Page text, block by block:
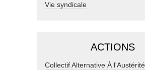
Vie syndicale
ACTIONS
Collectif Alternative À l'Austérité